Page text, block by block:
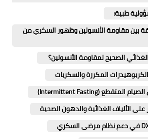
طبية:
بين مقاومة الأنسولين وظهور السكري من
الصحيح لمقاومة الأنسولين؟